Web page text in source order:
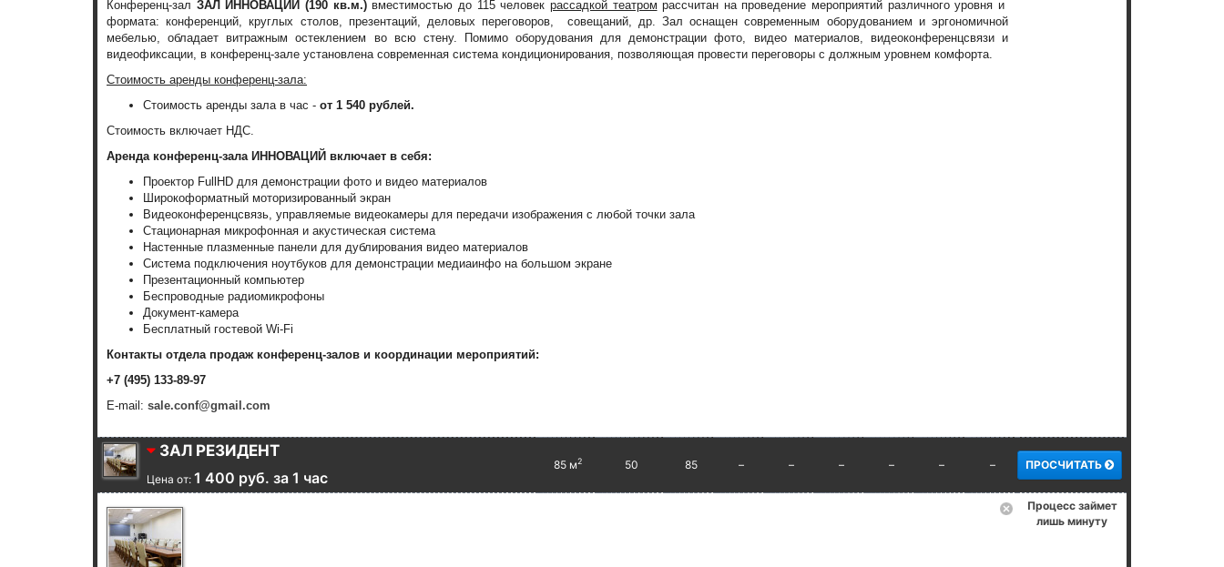
Конференц-зал ЗАЛ ИННОВАЦИЙ (190 кв.м.)вместимостью до 115 человек рассадкой театром рассчитан на проведение мероприятий различного уровня и
формата: конференций, круглых столов, презентаций, деловых переговоров, совещаний, др. Зал оснащен современным оборудованием и эргономичной
мебелью, обладает витражным остеклением во всю стену. Помимо оборудования для демонстрации фото, видео материалов, видеоконференцсвязи и
видеофиксации, в конференц-зале установлена современная система кондиционирования, позволяющая провести переговоры с должным уровнем комфорта.
Стоимость аренды конференц-зала:
Стоимость аренды зала в час - от 1 540 рублей.
Стоимость включает НДС.
Аренда конференц-зала ИННОВАЦИЙ включает в себя:
Проектор FullHD для демонстрации фото и видео материалов
Широкоформатный моторизированный экран
Видеоконференцсвязь, управляемые видеокамеры для передачи изображения с любой точки зала
Стационарная микрофонная и акустическая система
Настенные плазменные панели для дублирования видео материалов
Система подключения ноутбуков для демонстрации медиаинфо на большом экране
Презентационный компьютер
Беспроводные радиомикрофоны
Документ-камера
Бесплатный гостевой Wi-Fi
Контакты отдела продаж конференц-залов и координации мероприятий:
+7 (495) 133-89-97
E-mail: sale.conf@gmail.com
ЗАЛ РЕЗИДЕНТ
Цена от: 1 400 руб. за 1 час
85 м2 50 85 – – – – – – ПРОСЧИТАТЬ
Процесс займет
лишь минуту